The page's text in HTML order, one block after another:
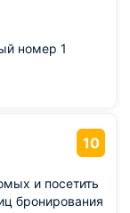
номер 1
10
и посетить
бронирования